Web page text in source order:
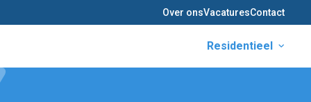
Over onsVacaturesContact
Residentieel